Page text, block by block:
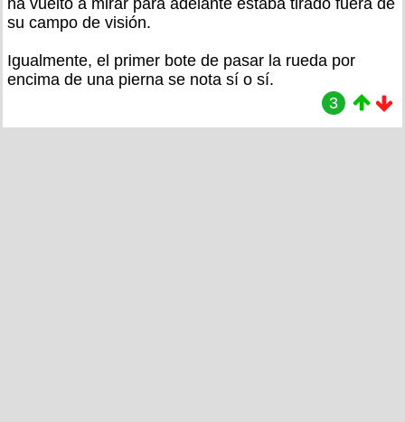
su campo de visión.
Igualmente, el primer bote de pasar la rueda por
encima de una pierna se nota sí o sí.
3